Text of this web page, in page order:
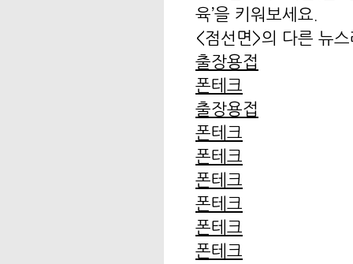
육’을 키워보세요.
<점선면>의 다른 뉴
출장용접
폰테크
출장용접
폰테크
폰테크
폰테크
폰테크
폰테크
폰테크